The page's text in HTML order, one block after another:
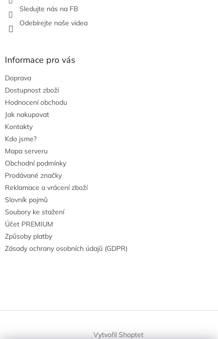
Sledujte nás na FB
Odebírejte naše videa
Informace pro vás
Doprava
Dostupnost zboží
Hodnocení obchodu
Jak nakupovat
Kontakty
Kdo jsme?
Mapa serveru
Obchodní podmínky
Prodávané značky
Reklamace a vrácení zboží
Slovník pojmů
Soubory ke stažení
Účet PREMIUM
Způsoby platby
Zásady ochrany osobních údajů (GDPR)
Vytvořil Shoptet